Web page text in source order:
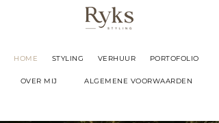
HOME STYLING VERHUUR PORTOFOLIO
OVER MIJ ALGEMENE VOORWAARDEN